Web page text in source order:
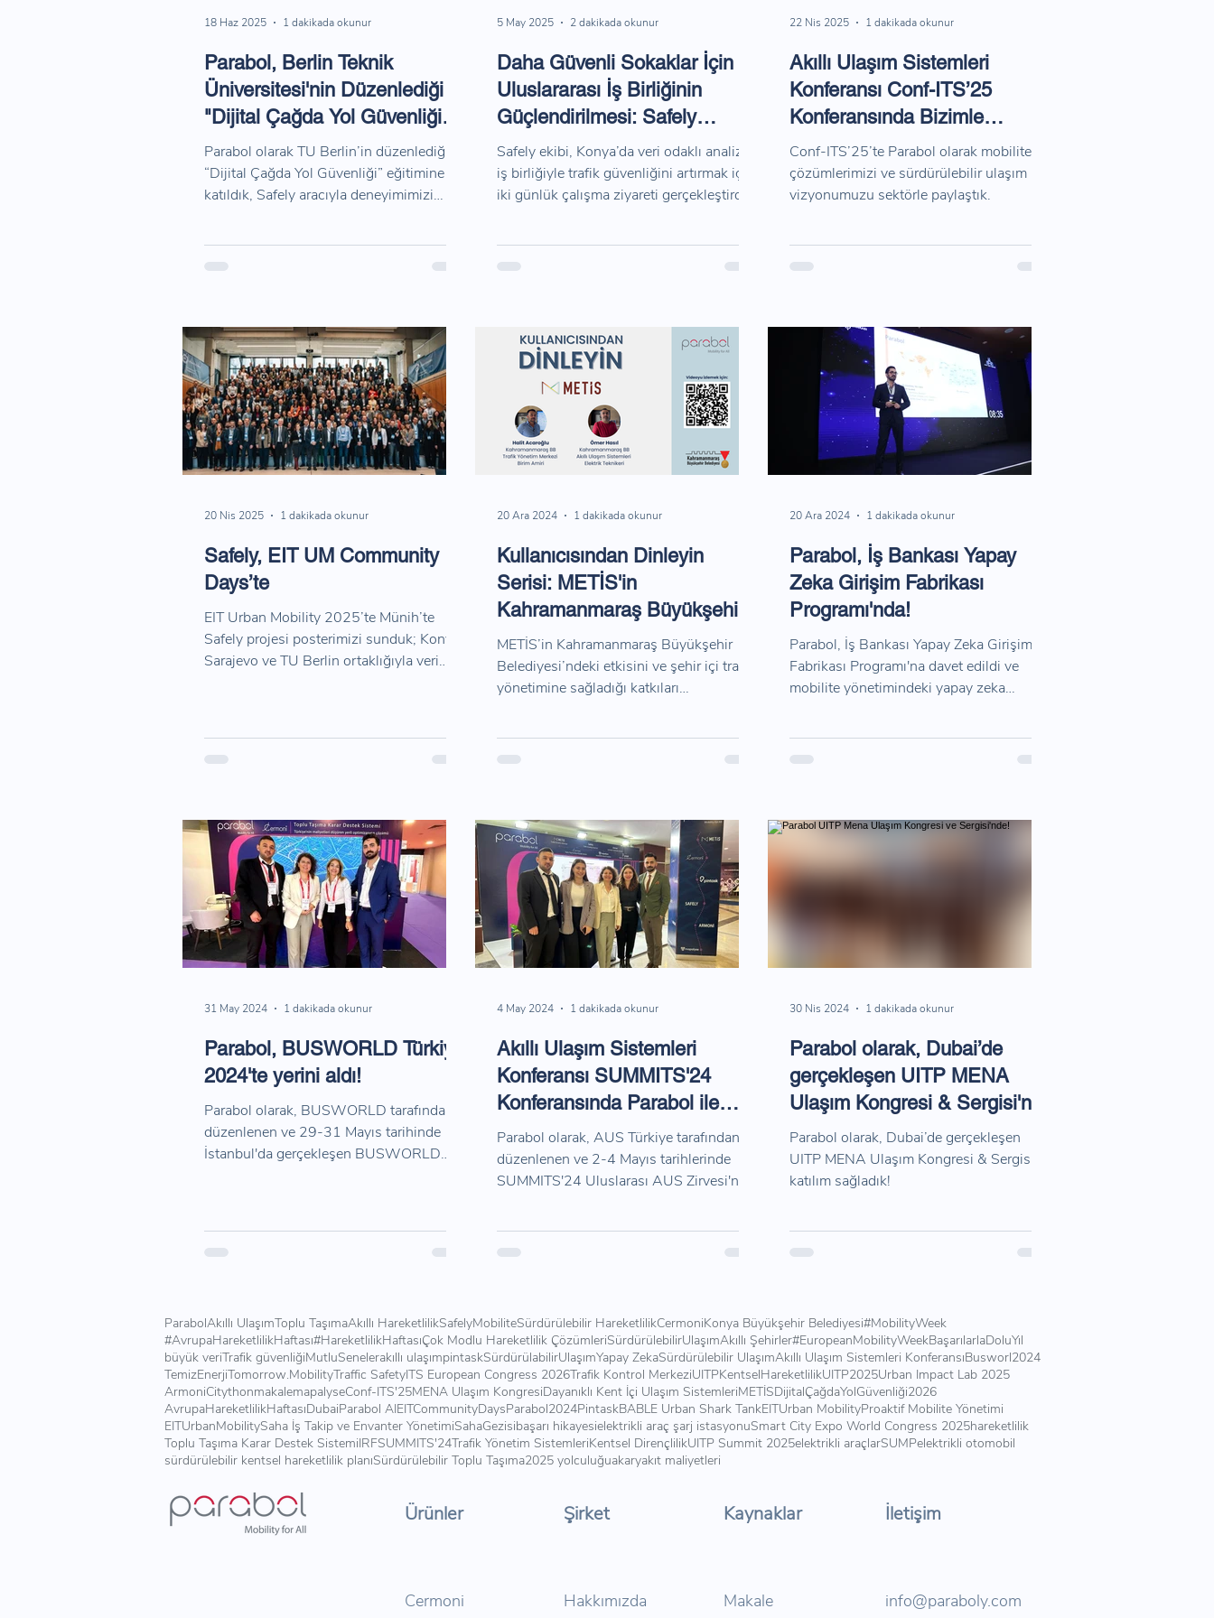
Parabol, Berlin Teknik
Üniversitesi'nin Düzenlediği
"Dijital Çağda Yol Güvenliği"
Etkinliğinde Yer Aldı!
Parabol olarak TU Berlin’in düzenlediği
“Dijital Çağda Yol Güvenliği” eğitimine
katıldık, Safely aracıyla deneyimimizi
18 Haz 2025 1 dakikada okunur
Daha Güvenli Sokaklar İçin
Uluslararası İş Birliğinin
Güçlendirilmesi: Safely
Projesi Çalışma Ziyareti
Konya’da Gerçekleştirildi
Safely ekibi, Konya’da veri odaklı analiz ve
iş birliğiyle trafik güvenliğini artırmak için
iki günlük çalışma ziyareti gerçekleştirdi.
5 May 2025 2 dakikada okunur
Akıllı Ulaşım Sistemleri
Konferansı Conf-ITS’25
Konferansında Bizimle
Buluşan Herkese Teşekkürler
Conf-ITS’25’te Parabol olarak mobilite
çözümlerimizi ve sürdürülebilir ulaşım
vizyonumuzu sektörle paylaştık.
22 Nis 2025 1 dakikada okunur
Safely, EIT UM Community
Days’te
EIT Urban Mobility 2025’te Münih’te
Safely projesi posterimizi sunduk; Konya,
Sarajevo ve TU Berlin ortaklığıyla veri
20 Nis 2025 1 dakikada okunur
Kullanıcısından Dinleyin
Serisi: METİS'in
Kahramanmaraş Büyükşehir
Belediyesi'ndeki Etkisi!
METİS’in Kahramanmaraş Büyükşehir
Belediyesi’ndeki etkisini ve şehir içi trafik
yönetimine sağladığı katkıları
20 Ara 2024 1 dakikada okunur
Parabol, İş Bankası Yapay
Zeka Girişim Fabrikası
Programı'nda!
Parabol, İş Bankası Yapay Zeka Girişim
Fabrikası Programı'na davet edildi ve
mobilite yönetimindeki yapay zeka
20 Ara 2024 1 dakikada okunur
Parabol, BUSWORLD Türkiye
2024'te yerini aldı!
Parabol olarak, BUSWORLD tarafından
düzenlenen ve 29-31 Mayıs tarihinde
İstanbul'da gerçekleşen BUSWORLD
31 May 2024 1 dakikada okunur
Akıllı Ulaşım Sistemleri
Konferansı SUMMITS'24
Konferansında Parabol ile
Buluşan Herkese Teşekkürler!
Parabol olarak, AUS Türkiye tarafından
düzenlenen ve 2-4 Mayıs tarihlerinde
SUMMITS'24 Uluslarası AUS Zirvesi'nde
4 May 2024 1 dakikada okunur
Parabol olarak, Dubai’de
gerçekleşen UITP MENA
Ulaşım Kongresi & Sergisi'ne
katılım sağladık!
Parabol olarak, Dubai’de gerçekleşen
UITP MENA Ulaşım Kongresi & Sergisi'ne
katılım sağladık!
30 Nis 2024 1 dakikada okunur
ParabolAkıllı UlaşımToplu TaşımaAkıllı HareketlilikSafelyMobiliteSürdürülebilir HareketlilikCermoniKonya Büyükşehir Belediyesi#MobilityWeek
#AvrupaHareketlilikHaftası#HareketlilikHaftasıÇok Modlu Hareketlilik ÇözümleriSürdürülebilirUlaşımAkıllı Şehirler#EuropeanMobilityWeekBaşarılarlaDoluYıl
büyük veriTrafik güvenliğiMutluSenelerakıllı ulaşımpintaskSürdürülabilirUlaşımYapay ZekaSürdürülebilir UlaşımAkıllı Ulaşım Sistemleri KonferansıBusworl2024
TemizEnerjiTomorrow.MobilityTraffic SafetyITS European Congress 2026Trafik Kontrol MerkeziUITPKentselHareketlilikUITP2025Urban Impact Lab 2025
ArmoniCitythonmakalemapalyseConf-ITS'25MENA Ulaşım KongresiDayanıklı Kent İçi Ulaşım SistemleriMETİSDijitalÇağdaYolGüvenliği2026
AvrupaHareketlilikHaftasıDubaiParabol AIEITCommunityDaysParabol2024PintaskBABLE Urban Shark TankEITUrban MobilityProaktif Mobilite Yönetimi
EITUrbanMobilitySaha İş Takip ve Envanter YönetimiSahaGezisibaşarı hikayesielektrikli araç şarj istasyonuSmart City Expo World Congress 2025hareketlilik
Toplu Taşıma Karar Destek SistemiIRFSUMMITS'24Trafik Yönetim SistemleriKentsel DirençlilikUITP Summit 2025elektrikli araçlarSUMPelektrikli otomobil
sürdürülebilir kentsel hareketlilik planıSürdürülebilir Toplu Taşıma2025 yolculuğuakaryakıt maliyetleri
Ürünler
Cermoni
Şirket
Hakkımızda
Kaynaklar
Makale
İletişim
info@paraboly.com